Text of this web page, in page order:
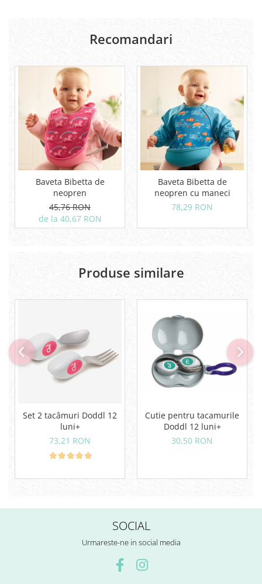
Recomandari
Baveta Bibetta de
neopren
45,76 RON
de la 40,67 RON
Baveta Bibetta de
neopren cu maneci
78,29 RON
Produse similare
Set 2 tacâmuri Doddl 12
luni+
73,21 RON
Cutie pentru tacamurile
Doddl 12 luni+
30,50 RON
SOCIAL
Urmareste-ne in social media